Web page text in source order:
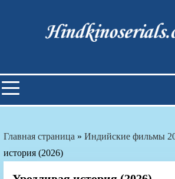
Индийские фильмы
онлайн
Главная страница » Индийские фильмы
история (2026)